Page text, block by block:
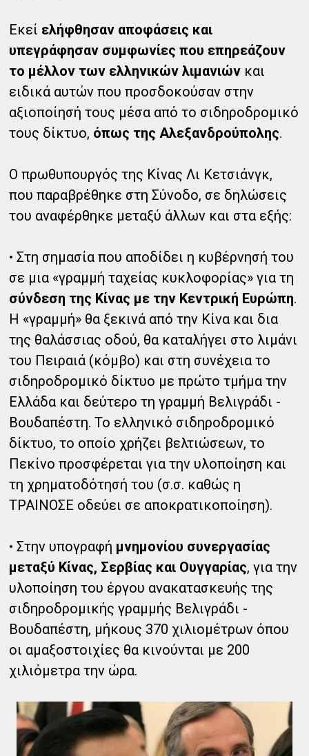
Εκεί ελήφθησαν αποφάσεις και
υπεγράφησαν συμφωνίες που επηρεάζουν
το μέλλον των ελληνικών λιμανιών και
ειδικά αυτών που προσδοκούσαν στην
αξιοποίησή τους μέσα από το σιδηροδρομικό
τους δίκτυο, όπως της Αλεξανδρούπολης.
Ο πρωθυπουργός της Κίνας Λι Κετσιάνγκ,
που παραβρέθηκε στη Σύνοδο, σε δηλώσεις
του αναφέρθηκε μεταξύ άλλων και στα εξής:
• Στη σημασία που αποδίδει η κυβέρνησή του
σε μια «γραμμή ταχείας κυκλοφορίας» για τη
σύνδεση της Κίνας με την Κεντρική Ευρώπη.
Η «γραμμή» θα ξεκινά από την Κίνα και δια
της θαλάσσιας οδού, θα καταλήγει στο λιμάνι
του Πειραιά (κόμβο) και στη συνέχεια το
σιδηροδρομικό δίκτυο με πρώτο τμήμα την
Ελλάδα και δεύτερο τη γραμμή Βελιγράδι -
Βουδαπέστη. Το ελληνικό σιδηροδρομικό
δίκτυο, το οποίο χρήζει βελτιώσεων, το
Πεκίνο προσφέρεται για την υλοποίηση και
τη χρηματοδότησή του (σ.σ. καθώς η
ΤΡΑΙΝΟΣΕ οδεύει σε αποκρατικοποίηση).
• Στην υπογραφή μνημονίου συνεργασίας
μεταξύ Κίνας, Σερβίας και Ουγγαρίας, για την
υλοποίηση του έργου ανακατασκευής της
σιδηροδρομικής γραμμής Βελιγράδι -
Βουδαπέστη, μήκους 370 χιλιομέτρων όπου
οι αμαξοστοιχίες θα κινούνται με 200
χιλιόμετρα την ώρα.